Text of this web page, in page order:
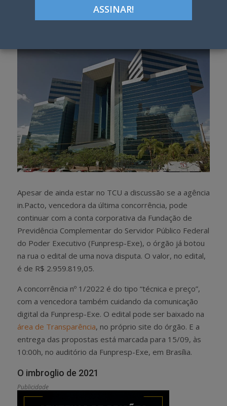
Google+
Apesar de ainda estar no TCU a discussão se a agência
in.Pacto, vencedora da última concorrência, pode
continuar com a conta corporativa da Fundação de
Previdência Complementar do Servidor Público Federal
do Poder Executivo (Funpresp-Exe), o órgão já botou
na rua o edital de uma nova disputa. O valor, no edital,
é de R$ 2.959.819,05.
A concorrência nº 1/2022 é do tipo “técnica e preço”,
com a vencedora também cuidando da comunicação
digital da Funpresp-Exe. O edital pode ser baixado na
área de Transparência, no próprio site do órgão. E a
entrega das propostas está marcada para 15/09, às
10:00h, no auditório da Funpresp-Exe, em Brasília.
O imbroglio de 2021
Publicidade